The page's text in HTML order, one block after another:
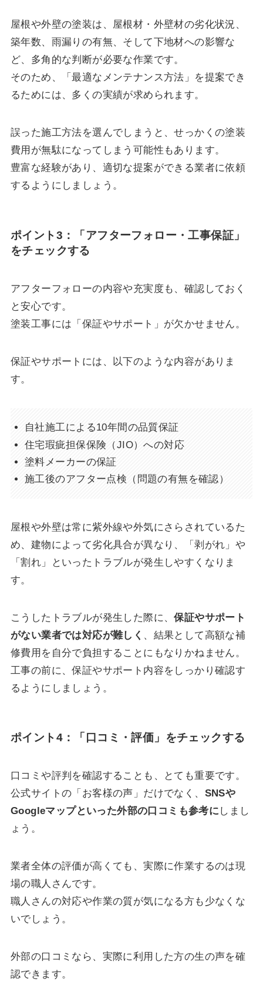
屋根や外壁の塗装は、屋根材・外壁材の劣化状況、
築年数、雨漏りの有無、そして下地材への影響な
ど、多角的な判断が必要な作業です。
そのため、「最適なメンテナンス方法」を提案でき
るためには、多くの実績が求められます。
誤った施工方法を選んでしまうと、せっかくの塗装
費用が無駄になってしまう可能性もあります。
豊富な経験があり、適切な提案ができる業者に依頼
するようにしましょう。
ポイント3：「アフターフォロー・工事保証」
をチェックする
アフターフォローの内容や充実度も、確認しておく
と安心です。
塗装工事には「保証やサポート」が欠かせません。
保証やサポートには、以下のような内容がありま
す。
自社施工による10年間の品質保証
住宅瑕疵担保保険（JIO）への対応
塗料メーカーの保証
施工後のアフター点検（問題の有無を確認）
屋根や外壁は常に紫外線や外気にさらされているた
め、建物によって劣化具合が異なり、「剥がれ」や
「割れ」といったトラブルが発生しやすくなりま
す。
こうしたトラブルが発生した際に、保証やサポート
がない業者では対応が難しく 、結果として高額な補
修費用を自分で負担することにもなりかねません。
工事の前に、保証やサポート内容をしっかり確認す
るようにしましょう。
ポイント4：「口コミ・評価」をチェックする
口コミや評判を確認することも、とても重要です。
公式サイトの「お客様の声」だけでなく、 SNSや
Googleマップといった外部の口コミも参考に しまし
ょう。
業者全体の評価が高くても、実際に作業するのは現
場の職人さんです。
職人さんの対応や作業の質が気になる方も少なくな
いでしょう。
外部の口コミなら、実際に利用した方の生の声を確
認できます。